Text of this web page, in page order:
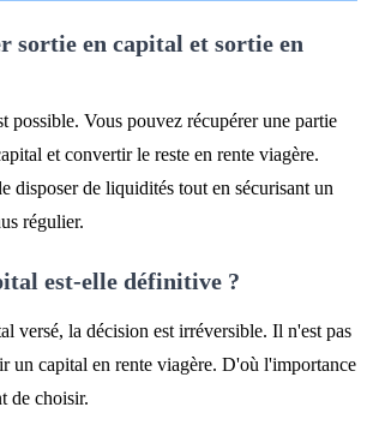
sortie en capital et sortie en
possible. Vous pouvez récupérer une partie
et convertir le reste en rente viagère.
disposer de liquidités tout en sécurisant un
régulier.
est-elle définitive ?
versé, la décision est irréversible. Il n'est pas
un capital en rente viagère. D'où l'importance
de choisir.